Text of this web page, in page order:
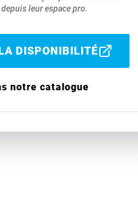
leur espace pro.
DISPONIBILITÉ
notre catalogue